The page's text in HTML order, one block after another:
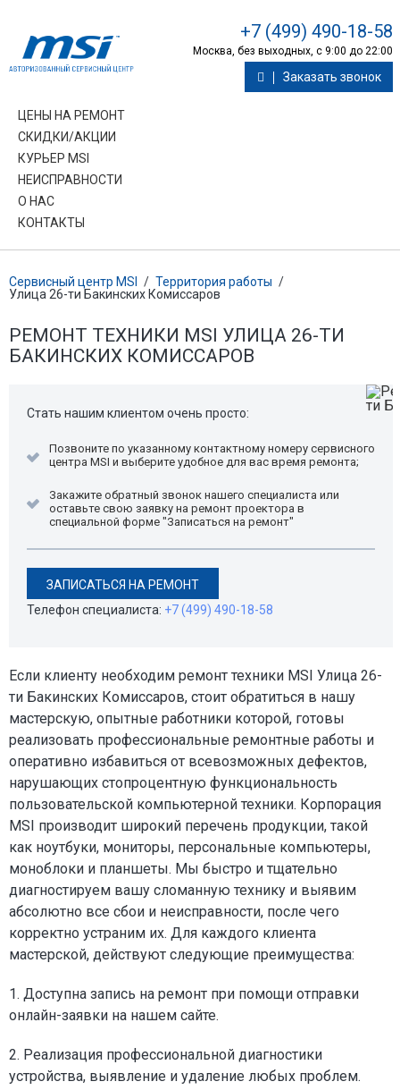
+7 (499) 490-18-58
Москва, без выходных, с 9:00 до 22:00
Заказать звонок
ЦЕНЫ НА РЕМОНТ
СКИДКИ/АКЦИИ
КУРЬЕР MSI
НЕИСПРАВНОСТИ
О НАС
КОНТАКТЫ
Сервисный центр MSI / Территория работы /
Улица 26-ти Бакинских Комиссаров
РЕМОНТ ТЕХНИКИ MSI УЛИЦА 26-ТИ
БАКИНСКИХ КОМИССАРОВ
Стать нашим клиентом очень просто:
Позвоните по указанному контактному номеру сервисного
центра MSI и выберите удобное для вас время ремонта;
Закажите обратный звонок нашего специалиста или
оставьте свою заявку на ремонт проектора в
специальной форме "Записаться на ремонт"
ЗАПИСАТЬСЯ НА РЕМОНТ
Телефон специалиста: +7 (499) 490-18-58
Если клиенту необходим ремонт техники MSI Улица 26-
ти Бакинских Комиссаров, стоит обратиться в нашу
мастерскую, опытные работники которой, готовы
реализовать профессиональные ремонтные работы и
оперативно избавиться от всевозможных дефектов,
нарушающих стопроцентную функциональность
пользовательской компьютерной техники. Корпорация
MSI производит широкий перечень продукции, такой
как ноутбуки, мониторы, персональные компьютеры,
моноблоки и планшеты. Мы быстро и тщательно
диагностируем вашу сломанную технику и выявим
абсолютно все сбои и неисправности, после чего
корректно устраним их. Для каждого клиента
мастерской, действуют следующие преимущества:
1. Доступна запись на ремонт при помощи отправки
онлайн-заявки на нашем сайте.
2. Реализация профессиональной диагностики
устройства, выявление и удаление любых проблем.